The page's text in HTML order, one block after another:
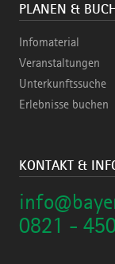
PLANEN &
Infomaterial
Veranstaltungen
Unterkunftssuche
Erlebnisse buchen
KONTAKT &
0821 -